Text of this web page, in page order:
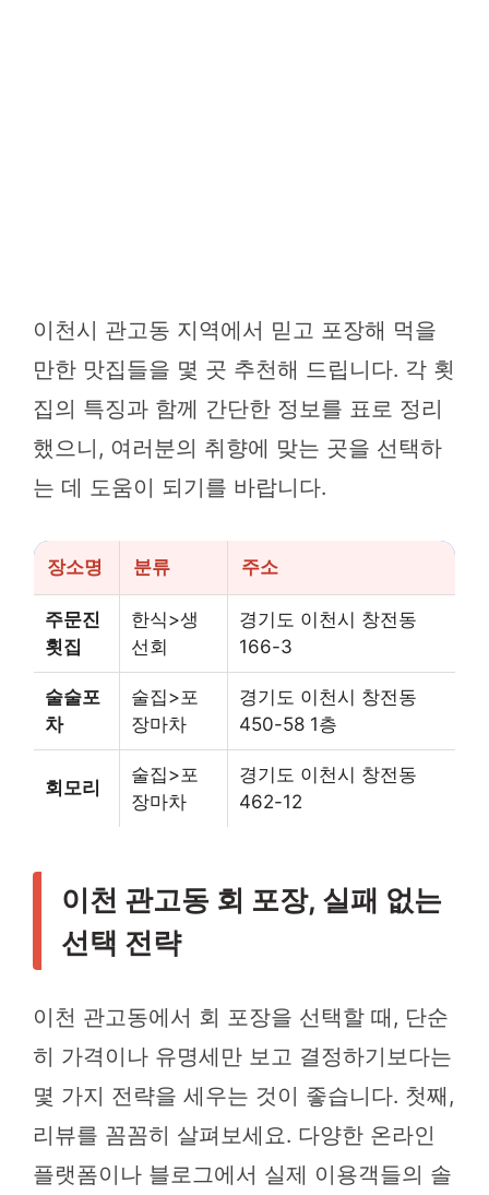
이천시 관고동 지역에서 믿고 포장해 먹을
만한 맛집들을 몇 곳 추천해 드립니다. 각 횟
집의 특징과 함께 간단한 정보를 표로 정리
했으니, 여러분의 취향에 맞는 곳을 선택하
는 데 도움이 되기를 바랍니다.
장소명 분류 주소
주문진
횟집
한식>생
선회
경기도 이천시 창전동
166-3
술술포
차
술집>포
장마차
경기도 이천시 창전동
450-58 1층
회모리
술집>포
장마차
경기도 이천시 창전동
462-12
이천 관고동 회 포장, 실패 없는
선택 전략
이천 관고동에서 회 포장을 선택할 때, 단순
히 가격이나 유명세만 보고 결정하기보다는
몇 가지 전략을 세우는 것이 좋습니다. 첫째,
리뷰를 꼼꼼히 살펴보세요. 다양한 온라인
플랫폼이나 블로그에서 실제 이용객들의 솔